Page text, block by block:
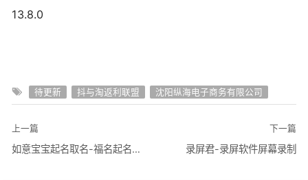
13.8.0
待更新 抖与淘返利联盟 沈阳纵海电子商务有限公司
上一篇
如意宝宝起名取名-福名起名字软件
下一篇
录屏君-录屏软件屏幕录制